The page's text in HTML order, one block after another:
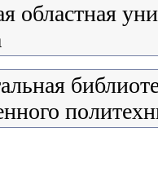
областная